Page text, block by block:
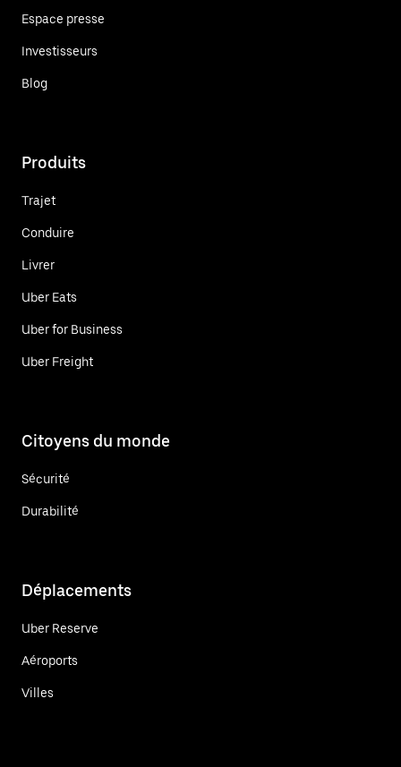
Espace presse
Investisseurs
Blog
Produits
Trajet
Conduire
Livrer
Uber Eats
Uber for Business
Uber Freight
Citoyens du monde
Sécurité
Durabilité
Déplacements
Uber Reserve
Aéroports
Villes